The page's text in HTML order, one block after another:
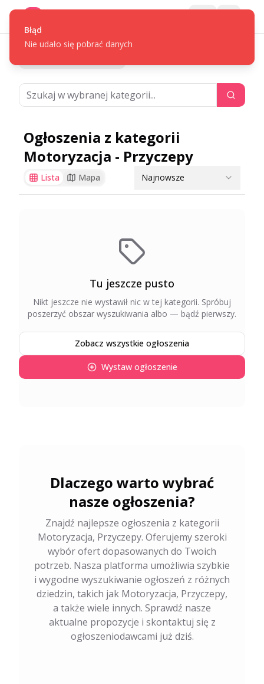
Ogłoszenia z kategorii
Motoryzacja - Przyczepy
Lista Mapa Najnowsze
Tu jeszcze pusto
Nikt jeszcze nie wystawił nic w tej kategorii. Spróbuj
poszerzyć obszar wyszukiwania albo — bądź pierwszy.
Zobacz wszystkie ogłoszenia
Wystaw ogłoszenie
Dlaczego warto wybrać
nasze ogłoszenia?
Znajdź najlepsze ogłoszenia z kategorii
Motoryzacja, Przyczepy. Oferujemy szeroki
wybór ofert dopasowanych do Twoich
potrzeb. Nasza platforma umożliwia szybkie
i wygodne wyszukiwanie ogłoszeń z różnych
dziedzin, takich jak Motoryzacja, Przyczepy,
a także wiele innych. Sprawdź nasze
aktualne propozycje i skontaktuj się z
ogłoszeniodawcami już dziś.
Błąd
Nie udało się pobrać danych